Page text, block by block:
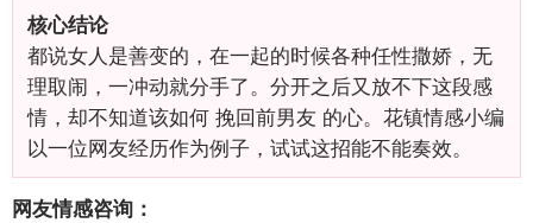
核心结论
都说女人是善变的，在一起的时候各种任性撒娇，无
理取闹，一冲动就分手了。分开之后又放不下这段感
情，却不知道该如何 挽回前男友 的心。花镇情感小编
以一位网友经历作为例子，试试这招能不能奏效。
网友情感咨询：